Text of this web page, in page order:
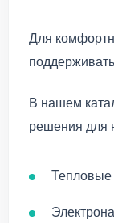
Для
В нашем
решения для
Тепловые